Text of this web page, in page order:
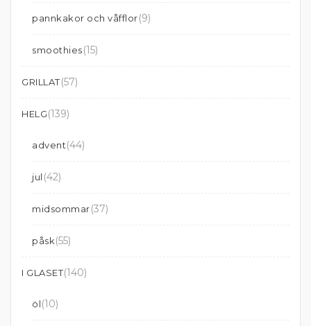
pannkakor och våfflor(9)
smoothies(15)
GRILLAT(57)
HELG(139)
advent(44)
jul (42)
midsommar(37)
påsk(55)
I GLASET(140)
öl(10)